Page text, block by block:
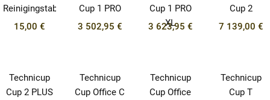
Reinigingstabletten
15,00 €
Cup 1 PRO
3 502,95 €
Cup 1 PRO
XL
3 623,95 €
Cup 2
7 139,00 €
Technicup
Cup 2 PLUS
Technicup
Cup Office C
Technicup
Cup Office
Technicup
Cup T